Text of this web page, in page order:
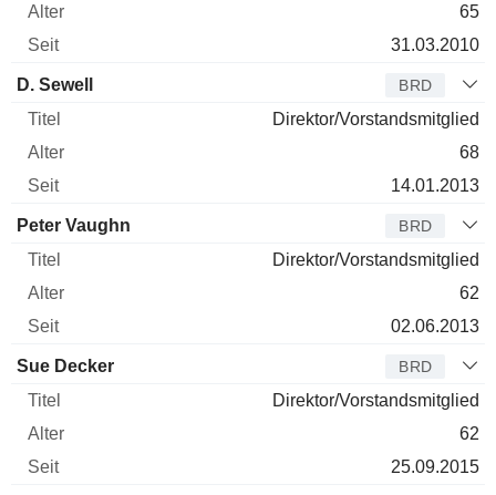
65
31.03.2010
D. Sewell BRD
Direktor/Vorstandsmitglied
68
14.01.2013
Peter Vaughn BRD
Direktor/Vorstandsmitglied
62
02.06.2013
Sue Decker BRD
Direktor/Vorstandsmitglied
62
25.09.2015